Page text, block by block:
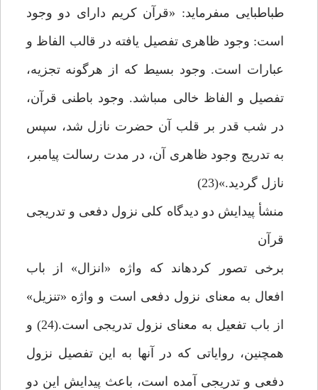
طباطبايى مى‏فرمايد: «قرآن كريم داراى دو وجود
است: وجود ظاهرى تفصيل يافته در قالب الفاظ و
عبارات است. وجود بسيط كه از هرگونه تجزيه،
تفصيل و الفاظ خالى مى‏باشد. وجود باطنى قرآن،
در شب قدر بر قلب آن حضرت نازل شد، سپس
به تدريج وجود ظاهرى آن، در مدت رسالت پيامبر،
نازل گرديد.»(23)
منشأ پيدايش دو ديدگاه كلى نزول دفعى و تدريجى
قرآن‏
برخى تصور كرده‏اند كه واژه «انزال» از باب
افعال به معناى نزول دفعى است و واژه «تنزيل»
از باب تفعيل به معناى نزول تدريجى است.(24) و
هم‏چنين، رواياتى كه در آنها به اين تفصيل نزول
دفعى و تدريجى آمده است، باعث پيدايش اين دو